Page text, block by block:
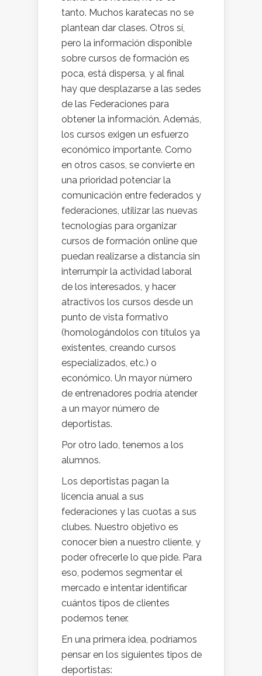
tanto. Muchos karatecas no se
plantean dar clases. Otros sí,
pero la información disponible
sobre cursos de formación es
poca, está dispersa, y al final
hay que desplazarse a las sedes
de las Federaciones para
obtener la información. Además,
los cursos exigen un esfuerzo
económico importante. Como
en otros casos, se convierte en
una prioridad potenciar la
comunicación entre federados y
federaciones, utilizar las nuevas
tecnologías para organizar
cursos de formación online que
puedan realizarse a distancia sin
interrumpir la actividad laboral
de los interesados, y hacer
atractivos los cursos desde un
punto de vista formativo
(homologándolos con títulos ya
existentes, creando cursos
especializados, etc.) o
económico. Un mayor número
de entrenadores podría atender
a un mayor número de
deportistas.
Por otro lado, tenemos a los
alumnos.
Los deportistas pagan la
licencia anual a sus
federaciones y las cuotas a sus
clubes. Nuestro objetivo es
conocer bien a nuestro cliente, y
poder ofrecerle lo que pide. Para
eso, podemos segmentar el
mercado e intentar identificar
cuántos tipos de clientes
podemos tener.
En una primera idea, podríamos
pensar en los siguientes tipos de
deportistas: